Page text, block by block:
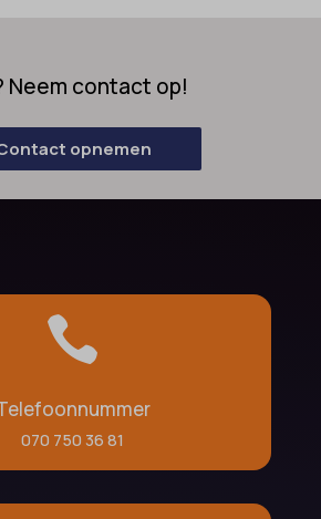
Neem contact op!
opnemen

070 750 36 81